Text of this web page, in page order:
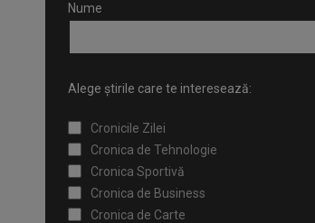
Nume
Alege știrile care te interesează:
Cronicile Zilei
Cronica de Tehnologie
Cronica Sportivă
Cronica de Business
Cronica de Carte